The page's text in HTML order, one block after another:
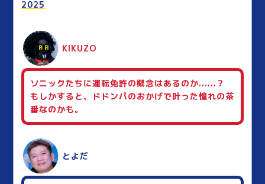
2025
KIKUZO
ソニックたちに運転免許の概念はあるのか......？
もしかすると、ドドンパのおかげで叶った憧れの茶
番なのかも。
とよだ